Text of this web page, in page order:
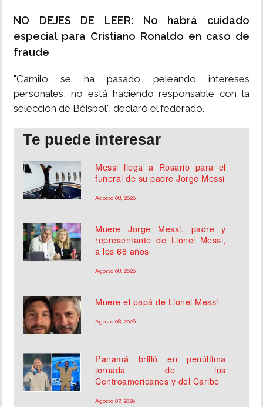
NO DEJES DE LEER: No habrá cuidado
especial para Cristiano Ronaldo en caso de
fraude
"Camilo se ha pasado peleando intereses
personales, no está haciendo responsable con la
selección de Béisbol", declaró el federado.
Te puede interesar
Messi llega a Rosario para el
funeral de su padre Jorge Messi
Agosto 08, 2026
Muere Jorge Messi, padre y
representante de Lionel Messi,
a los 68 años
Agosto 08, 2026
Muere el papá de Lionel Messi
Agosto 08, 2026
Panamá brilló en penúltima
jornada de los
Centroamericanos y del Caribe
Agosto 07, 2026